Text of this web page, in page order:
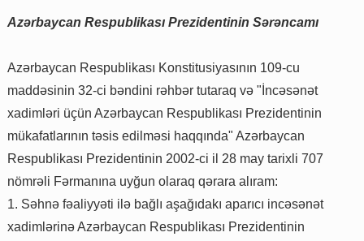
Azərbaycan Respublikası Prezidentinin Sərəncamı
Azərbaycan Respublikası Konstitusiyasının 109-cu
maddəsinin 32-ci bəndini rəhbər tutaraq və "İncəsənət
xadimləri üçün Azərbaycan Respublikası Prezidentinin
mükafatlarının təsis edilməsi haqqında" Azərbaycan
Respublikası Prezidentinin 2002-ci il 28 may tarixli 707
nömrəli Fərmanına uyğun olaraq qərara alıram:
1. Səhnə fəaliyyəti ilə bağlı aşağıdakı aparıcı incəsənət
xadimlərinə Azərbaycan Respublikası Prezidentinin